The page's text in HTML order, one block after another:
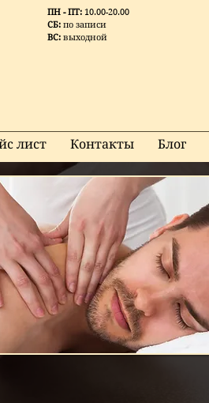
ПН - ПТ: 10.00-20.00
СБ: по записи
ВС: выходной
лист Контакты Блог